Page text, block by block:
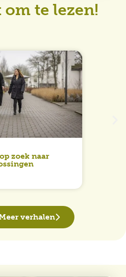
te lezen!
zoek naar
verhalen